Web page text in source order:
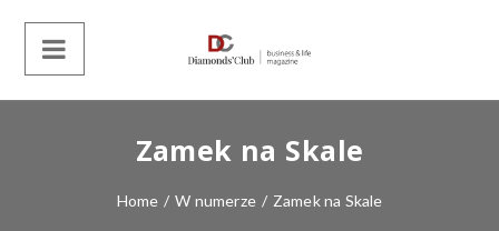
Zamek na Skale
Home / W numerze / Zamek na Skale